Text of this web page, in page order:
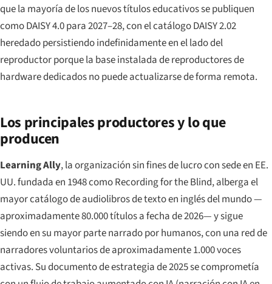
que la mayoría de los nuevos títulos educativos se publiquen
como DAISY 4.0 para 2027–28, con el catálogo DAISY 2.02
heredado persistiendo indefinidamente en el lado del
reproductor porque la base instalada de reproductores de
hardware dedicados no puede actualizarse de forma remota.
Los principales productores y lo que
producen
Learning Ally, la organización sin fines de lucro con sede en EE.
UU. fundada en 1948 como Recording for the Blind, alberga el
mayor catálogo de audiolibros de texto en inglés del mundo —
aproximadamente 80.000 títulos a fecha de 2026— y sigue
siendo en su mayor parte narrado por humanos, con una red de
narradores voluntarios de aproximadamente 1.000 voces
activas. Su documento de estrategia de 2025 se comprometía